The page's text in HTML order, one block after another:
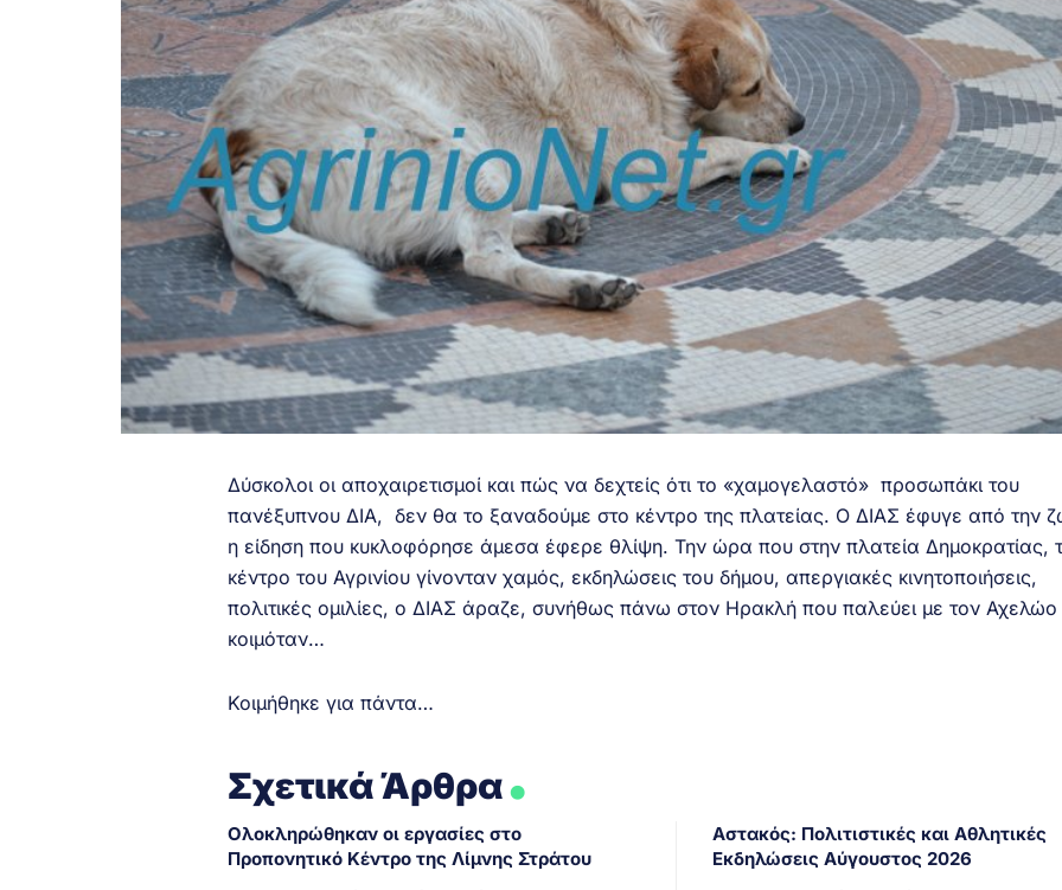
Δύσκολοι οι αποχαιρετισμοί και πώς να δεχτείς ότι το «χαμογελαστό» προσωπάκι του
πανέξυπνου ΔΙΑ, δεν θα το ξαναδούμε στο κέντρο της πλατείας. Ο ΔΙΑΣ έφυγε από την
η είδηση που κυκλοφόρησε άμεσα έφερε θλίψη. Την ώρα που στην πλατεία Δημοκρατίας,
κέντρο του Αγρινίου γίνονταν χαμός, εκδηλώσεις του δήμου, απεργιακές κινητοποιήσεις,
πολιτικές ομιλίες, ο ΔΙΑΣ άραζε, συνήθως πάνω στον Ηρακλή που παλεύει με τον Αχελώο
κοιμόταν…
Κοιμήθηκε για πάντα…
Σχετικά Άρθρα.
Ολοκληρώθηκαν οι εργασίες στο
Προπονητικό Κέντρο της Λίμνης Στράτου
Αστακός: Πολιτιστικές και Αθλητικές
Εκδηλώσεις Αύγουστος 2026